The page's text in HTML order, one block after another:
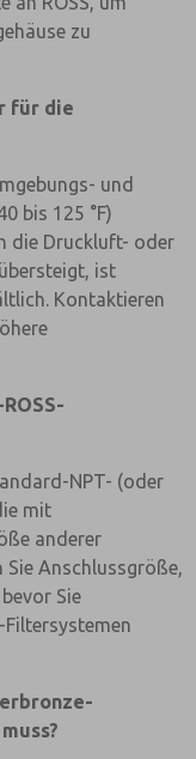
zu
für die
und
bis 125 °F)
die Druckluft- oder
ist
Kontaktieren
NPT- (oder
mit
anderer
Anschlussgröße,
Sie
Filtersystemen